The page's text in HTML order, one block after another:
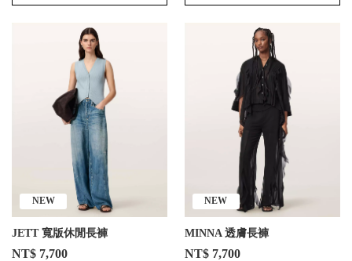
NEW
JETT 寬版休閒長褲
NT$ 7,700
NEW
MINNA 透膚長褲
NT$ 7,700